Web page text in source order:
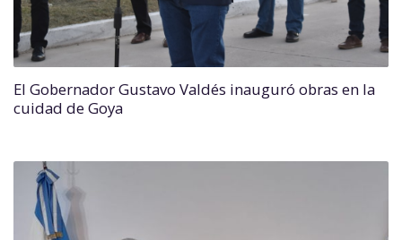
El Gobernador Gustavo Valdés inauguró obras en la
cuidad de Goya